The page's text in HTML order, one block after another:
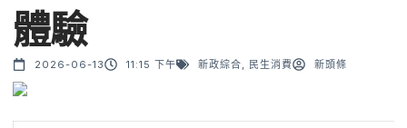
體驗
2026-06-13 11:15 下午 新政綜合 民生消費 新頭條